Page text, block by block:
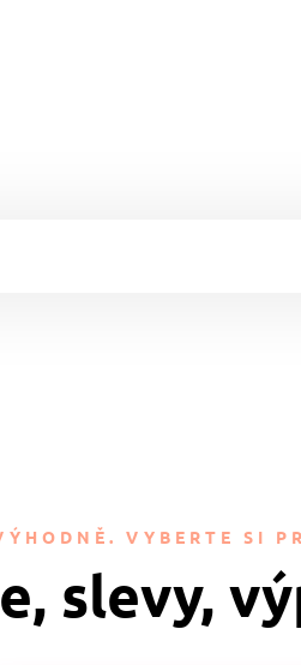
VYBERTE SI
slevy,